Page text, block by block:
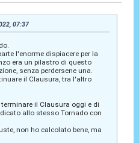
07:37
l'enorme dispiacere per la
era un pilastro di questo
senza perdersene una.
il Clausura, tra l'altro
il Clausura oggi e di
allo stesso Tornado con
non ho calcolato bene, ma